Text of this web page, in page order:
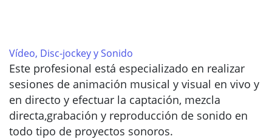
Vídeo, Disc-jockey y Sonido
Este profesional está especializado en realizar
sesiones de animación musical y visual en vivo y
en directo y efectuar la captación, mezcla
directa,grabación y reproducción de sonido en
todo tipo de proyectos sonoros.